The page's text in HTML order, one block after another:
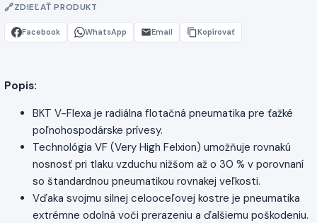
ZDIEĽAŤ PRODUKT
Facebook WhatsApp Email Kopírovať
Popis:
BKT V-Flexa je radiálna flotačná pneumatika pre ťažké
poľnohospodárske prívesy.
Technológia VF (Very High Felxion) umožňuje rovnakú
nosnosť pri tlaku vzduchu nižšom až o 30 % v porovnaní
so štandardnou pneumatikou rovnakej veľkosti.
Vďaka svojmu silnej celooceľovej kostre je pneumatika
extrémne odolná voči prerazeniu a ďalšiemu poškodeniu.